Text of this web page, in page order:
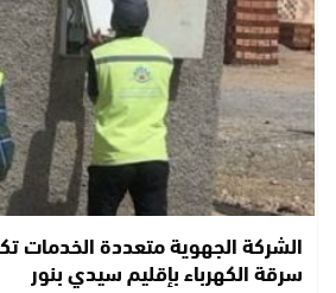
الشركة الجهوية متعددة الخدمات
سرقة الكهرباء بإقليم سيدي بنور